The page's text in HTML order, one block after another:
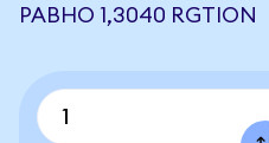
РАВНО 1,3040 RGTION